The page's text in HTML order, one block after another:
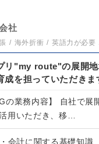
社
海外折衝 英語力が必要
リ"my route"の展開
成を担っていただきま
の業務内容】 自社で
用いただき、移…
・会計に関する基礎知